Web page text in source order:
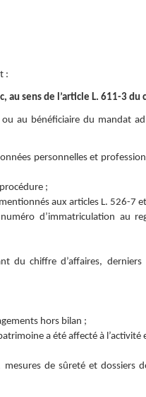
:
au sens de l’article L. 611-3 du
au bénéficiaire du mandat
personnelles et
;
aux articles L. 526-7
d’immatriculation au
du chiffre d’affaires, derniers
hors bilan ;
a été affecté à
de sûreté et dossiers